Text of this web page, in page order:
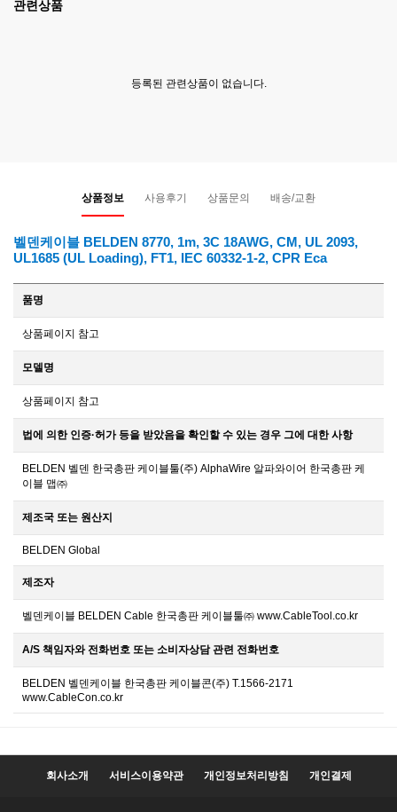
관련상품
등록된 관련상품이 없습니다.
상품정보 사용후기 상품문의 배송/교환
벨덴케이블 BELDEN 8770, 1m, 3C 18AWG, CM, UL 2093,
UL1685 (UL Loading), FT1, IEC 60332-1-2, CPR Eca
품명
상품페이지 참고
모델명
상품페이지 참고
법에 의한 인증·허가 등을 받았음을 확인할 수 있는 경우 그에 대한 사항
BELDEN 벨덴 한국총판 케이블툴(주) AlphaWire 알파와이어 한국총판 케
이블 맵㈜
제조국 또는 원산지
BELDEN Global
제조자
벨덴케이블 BELDEN Cable 한국총판 케이블툴㈜ www.CableTool.co.kr
A/S 책임자와 전화번호 또는 소비자상담 관련 전화번호
BELDEN 벨덴케이블 한국총판 케이블콘(주) T.1566-2171
www.CableCon.co.kr
회사소개 서비스이용약관 개인정보처리방침 개인결제